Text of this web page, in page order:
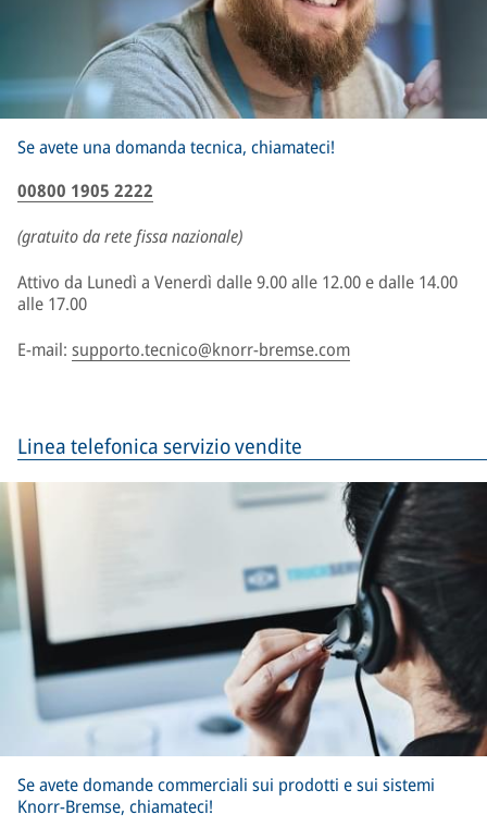
Se avete una domanda tecnica, chiamateci!
00800 1905 2222
(gratuito da rete fissa nazionale)
Attivo da Lunedì a Venerdì dalle 9.00 alle 12.00 e dalle 14.00
alle 17.00
E-mail: supporto.tecnico@knorr-bremse.com
Linea telefonica servizio vendite
Se avete domande commerciali sui prodotti e sui sistemi
Knorr-Bremse, chiamateci!